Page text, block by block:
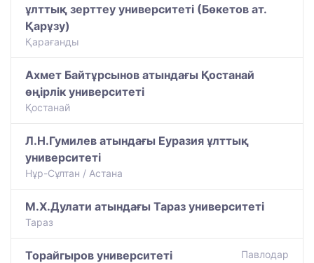
ұлттық зерттеу университеті (Бөкетов ат.
Қарұзу)
Қарағанды
Ахмет Байтұрсынов атындағы Қостанай
өңірлік университеті
Қостанай
Л.Н.Гумилев атындағы Еуразия ұлттық
университеті
Нұр-Сұлтан / Астана
М.Х.Дулати атындағы Тараз университеті
Тараз
Торайгыров университеті Павлодар